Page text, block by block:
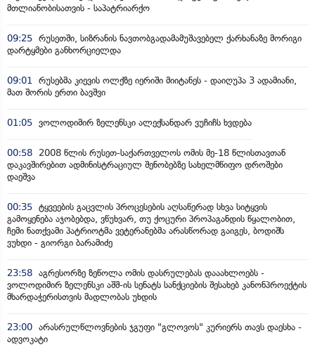
მთლიანობისათვის - საპატრიარქო
09:25 რუსეთში, სიზრანის ნავთობგადამამუშავებელ ქარხანაზე მორიგი
დარტყმები განხორციელდა
09:01 რუსებმა კიევის ოლქზე იერიში მიიტანეს - დაიღუპა 3 ადამიანი,
მათ შორის ერთი ბავშვი
01:05 ვოლოდიმირ ზელენსკი ალექსანდარ ვუჩიჩს ხვდება
00:58
2008 წლის რუსეთ-საქართველოს ომის მე-18 წლისთავთან
დაკავშირებით ადმინისტრაციულ შენობებზე სახელმწიფო დროშები
დაეშვა
00:35 ტყვეების გაცვლის პროცესების აღსაწერად სხვა სიტყვის
გამოყენება აჯობებდა, ვწუხვარ, თუ ქოცური პროპაგანდის წყალობით,
ჩემი ნათქვამი პატრიოტმა ვეტერანებმა არასწორად გაიგეს, ბოდიშს
ვუხდი - გიორგი ბარამიძე
23:58 აგრესორზე ზეწოლა ომის დასრულებას დააახლოებს -
ვოლოდიმირ ზელენსკი აშშ-ის სენატს სანქციების შესახებ კანონპროექტის
მხარდაჭერისთვის მადლობას უხდის
23:00 არასრულწლოვნების ჯგუფი "გლოვოს" კურიერს თავს დაესხა -
ადვოკატი